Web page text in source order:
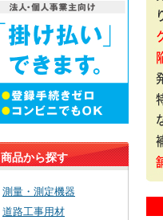
商品から探す
測量・測定機器
道路工事用材